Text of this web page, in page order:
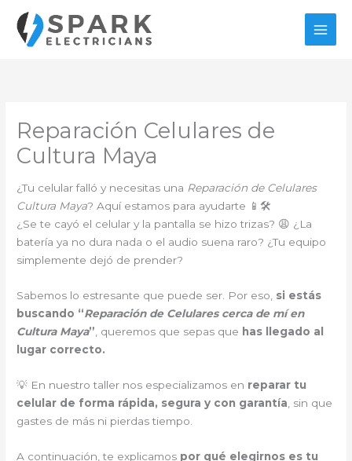
contenido
Reparación Celulares de
Cultura Maya
¿Tu celular falló y necesitas una Reparación de Celulares
Cultura Maya? Aquí estamos para ayudarte 📱🛠️
¿Se te cayó el celular y la pantalla se hizo trizas? 😩 ¿La
batería ya no dura nada o el audio suena raro? ¿Tu equipo
simplemente dejó de prender?
Sabemos lo estresante que puede ser. Por eso, si estás
buscando “Reparación de Celulares cerca de mí en
Cultura Maya” , queremos que sepas que has llegado al
lugar correcto.
💡 En nuestro taller nos especializamos en reparar tu
celular de forma rápida, segura y con garantía , sin que
gastes de más ni pierdas tiempo.
A continuación, te explicamos por qué elegirnos es tu